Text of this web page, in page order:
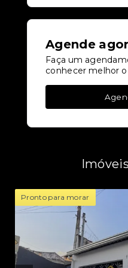
Agende
Faça um
conhecer melhor
Pronto para morar